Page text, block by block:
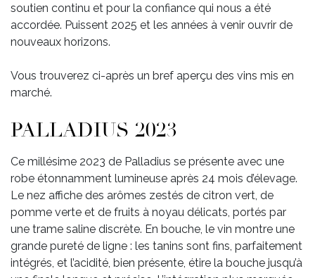
soutien continu et pour la confiance qui nous a été
accordée. Puissent 2025 et les années à venir ouvrir de
nouveaux horizons.
Vous trouverez ci-après un bref aperçu des vins mis en
marché.
PALLADIUS 2023
Ce millésime 2023 de Palladius se présente avec une
robe étonnamment lumineuse après 24 mois d’élevage.
Le nez affiche des arômes zestés de citron vert, de
pomme verte et de fruits à noyau délicats, portés par
une trame saline discrète. En bouche, le vin montre une
grande pureté de ligne : les tanins sont fins, parfaitement
intégrés, et l’acidité, bien présente, étire la bouche jusqu’à